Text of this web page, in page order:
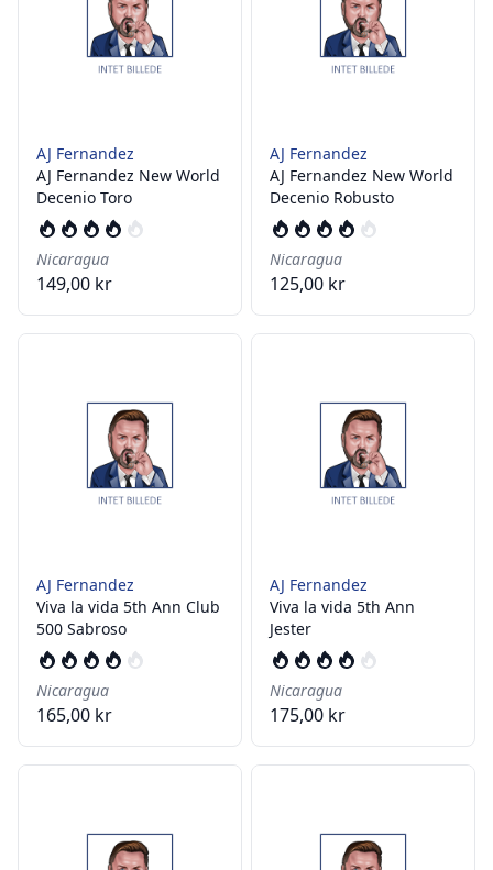
AJ Fernandez
AJ Fernandez New World
Decenio Toro
Nicaragua
149,00 kr
AJ Fernandez
AJ Fernandez New World
Decenio Robusto
Nicaragua
125,00 kr
AJ Fernandez
Viva la vida 5th Ann Club
500 Sabroso
Nicaragua
165,00 kr
AJ Fernandez
Viva la vida 5th Ann
Jester
Nicaragua
175,00 kr